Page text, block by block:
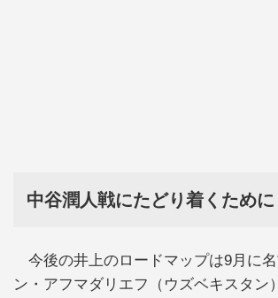
中谷潤人戦にたどり着くために
今後の井上のロードマップは9月に名
ン・アフマダリエフ（ウズベキスタン